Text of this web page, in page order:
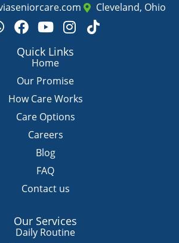
Cleveland, Ohio
F
a
c
b
o
o
k
Y
o
u
t
u
b
e
I
n
s
a
g
r
a
T
i
Quick Links
Home
Our Promise
How Care Works
Care Options
Careers
Blog
FAQ
Contact us
Our Services
Daily Routine